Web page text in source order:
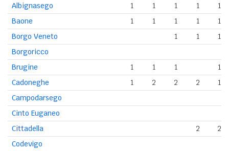
Albignasego
1 1 1 1
1
Baone
1 1 1 1
1
Borgo Veneto
1 1
1
Borgoricco
Brugine
1 1 1
1
Cadoneghe
1 2 2 2
1
Campodarsego
Cinto Euganeo
Cittadella
2
2
Codevigo